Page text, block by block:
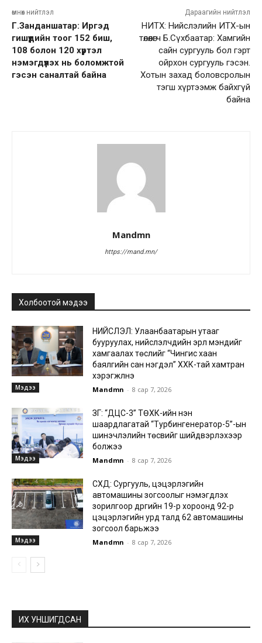
өмнөх нийтлэл
Г.Занданшатар: Иргэд
гишүүдийн тоог 152 биш,
108 болон 120 хүртэл
нэмэгдүүлэх нь боломжтой
гэсэн саналтай байна
Дараагийн нийтлэл
НИТХ: Нийслэлийн ИТХ-ын
төлөөлөгч Б.Сүхбаатар: Хамгийн
сайн сургууль бол гэрт
ойрхон сургууль гэсэн.
Хотын захад боловсролын
тэгш хүртээмж байхгүй
байна
Mandmn
https://mand.mn/
Холбоотой мэдээ
Мэдээ
НИЙСЛЭЛ: Улаанбаатарын утааг
бууруулах, нийслэлчүүдийн эрүүл мэндийг
хамгаалах төслийг “Чингис хаан
баялгийн сан нэгдэл” ХХК-тай хамтран
хэрэгжүүлнэ
Mandmn - 8 сар 7, 2026
Мэдээ
ЗГ: “ДЦС-3” ТӨХК-ийн нэн
шаардлагатай “Турбингенератор-5”-ын
шинэчлэлийн төсвийг шийдвэрлэхээр
болжээ
Mandmn - 8 сар 7, 2026
Мэдээ
СХД: Сургууль, цэцэрлэгийн
автомашины зогсоолыг нэмэгдүүлэх
зорилгоор дүүргийн 19-р хороонд 92-р
цэцэрлэгийн урд талд 62 автомашины
зогсоол барьжээ
Mandmn - 8 сар 7, 2026
ИХ УНШИГДСАН